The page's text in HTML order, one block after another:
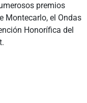
premios
Montecarlo, el Ondas
Honorífica del